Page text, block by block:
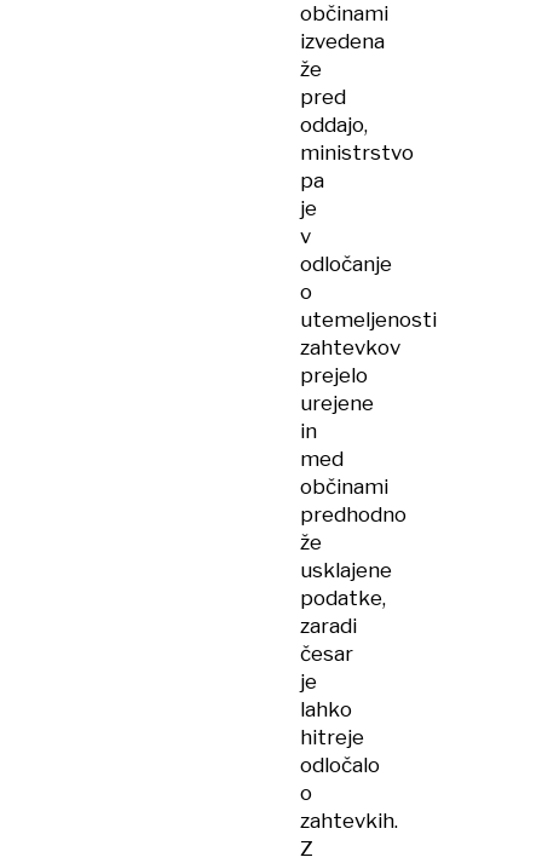
občinami
izvedena
že
pred
oddajo,
ministrstvo
pa
je
v
odločanje
o
utemeljenosti
zahtevkov
prejelo
urejene
in
med
občinami
predhodno
že
usklajene
podatke,
zaradi
česar
je
lahko
hitreje
odločalo
o
zahtevkih.
Z